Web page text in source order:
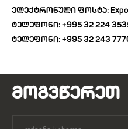
Ელექტრონული Ფოსტა:
Ტელეფონი: +995 32 224
Ტელეფონი: +995 32 243
ᲛᲝᲒᲕᲬᲔᲠᲔᲗ